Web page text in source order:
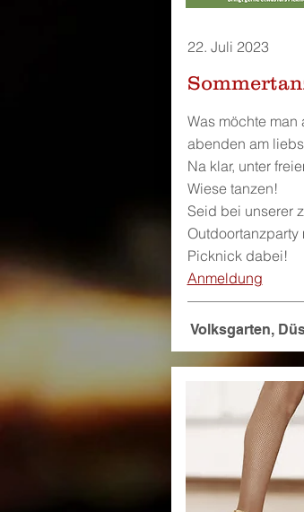
22. Juli 2023
Was möchte man
abenden am
Na klar, unter
Wiese tanzen!
Seid bei unserer
Outdoortanzparty
Picknick dabei!
Anmeldung
Volksgarten,